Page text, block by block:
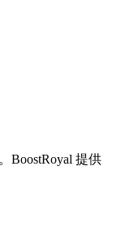
BoostRoyal 提供